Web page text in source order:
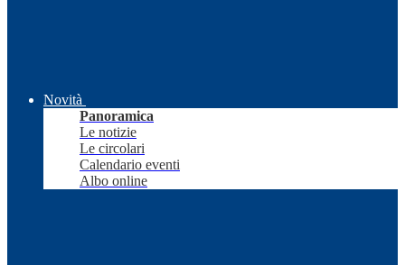
Novità
Panoramica
Le notizie
Le circolari
Calendario eventi
Albo online